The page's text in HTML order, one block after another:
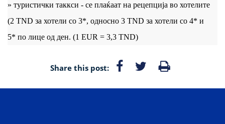
» туристички таккси - се плаќаат на рецепција во хотелите
(2 TND за хотели со 3*, односно 3 TND за хотели со 4* и
5* по лице од ден. (1 EUR = 3,3 TND)
Share this post: